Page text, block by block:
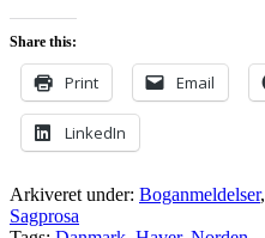
Share this:
Print Email
LinkedIn
Arkiveret under: Boganmeldelser,
Sagprosa